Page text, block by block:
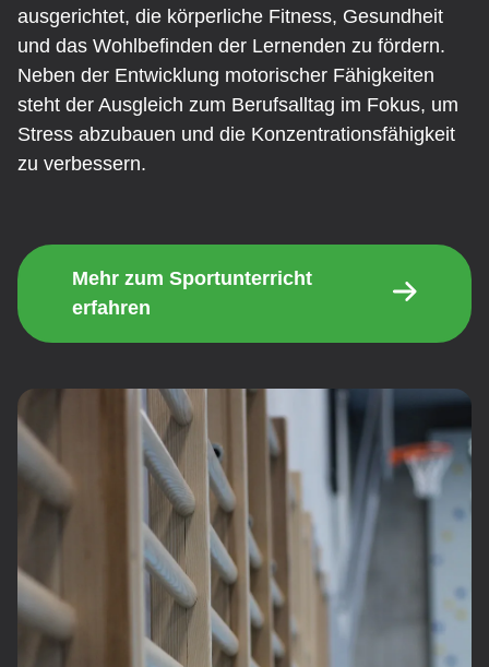
ausgerichtet, die körperliche Fitness, Gesundheit
und das Wohlbefinden der Lernenden zu fördern.
Neben der Entwicklung motorischer Fähigkeiten
steht der Ausgleich zum Berufsalltag im Fokus, um
Stress abzubauen und die Konzentrationsfähigkeit
zu verbessern.
Mehr zum Sportunterricht
erfahren